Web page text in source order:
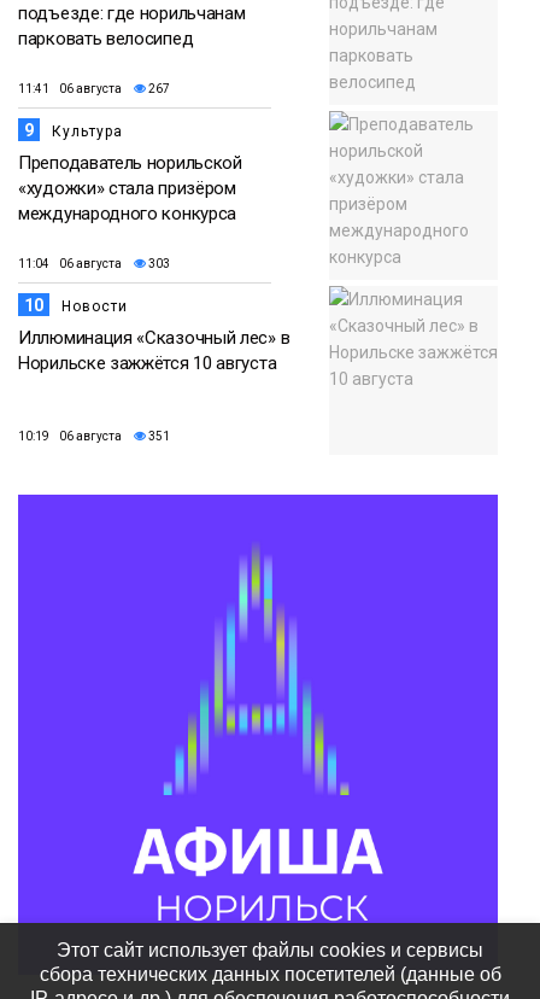
подъезде: где норильчанам
парковать велосипед
11:41 06 августа 267
9 Культура
Преподаватель норильской
«художки» стала призёром
международного конкурса
11:04 06 августа 303
10 Новости
Иллюминация «Сказочный лес» в
Норильске зажжётся 10 августа
10:19 06 августа 351
Этот сайт использует файлы cookies и сервисы
сбора технических данных посетителей (данные об